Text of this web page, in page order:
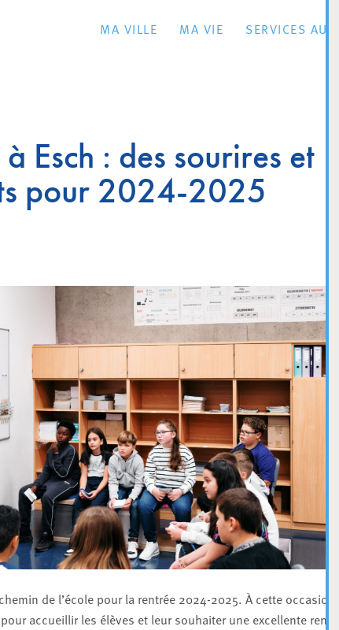
MA VILLE MA VIE SERVICES AU
Esch : des sourires et
pour 2024-2025
de l’école pour la rentrée 2024-2025. À cette occasion,
accueillir les élèves et leur souhaiter une excellente rentrée